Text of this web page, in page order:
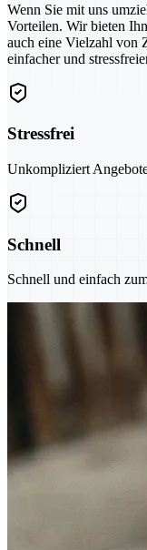
Wenn Sie mit uns
Vorteilen. Wir bieten
auch eine Vielzahl von
einfacher und
Stressfrei
Unkompliziert
Schnell
Schnell und einfach